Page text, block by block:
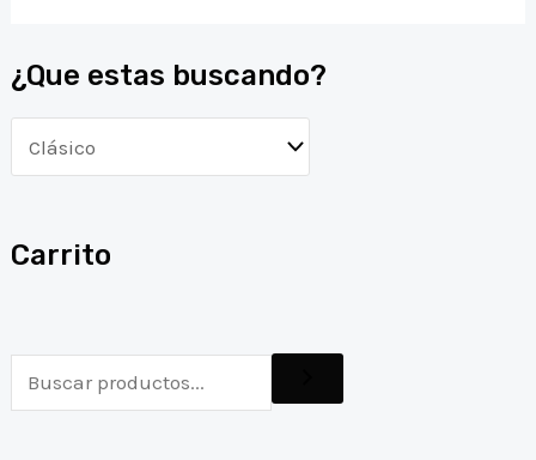
¿Que estas buscando?
Carrito
de
producto
de
producto